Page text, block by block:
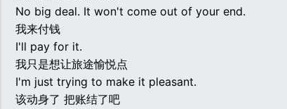
No big deal. It won't come out of your end.
我来付钱
I'll pay for it.
我只是想让旅途愉悦点
I'm just trying to make it pleasant.
该动身了 把账结了吧